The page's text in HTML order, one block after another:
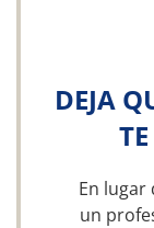
DEJA
En
un